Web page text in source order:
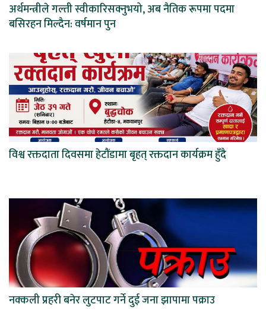
अर्थमन्त्रीले गल्ती स्वीकारिसक्नुभयो, अब नैतिक रूपमा पदमा
बसिरहन मिल्दैन: वर्षमान पुन
विश्व रक्तदाता दिवसमा हेटौंडामा बृहत् रक्तदान कार्यक्रम हुँदै
नक्कली प्रहरी बनेर लुटपाट गर्ने दुई जना झापामा पक्राउ